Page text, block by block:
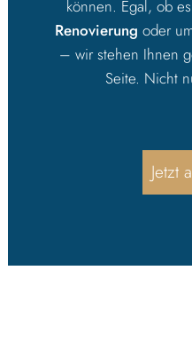
können. Egal, ob
Renovierung oder
– wir stehen Ihnen
Seite. Nicht
Jetzt